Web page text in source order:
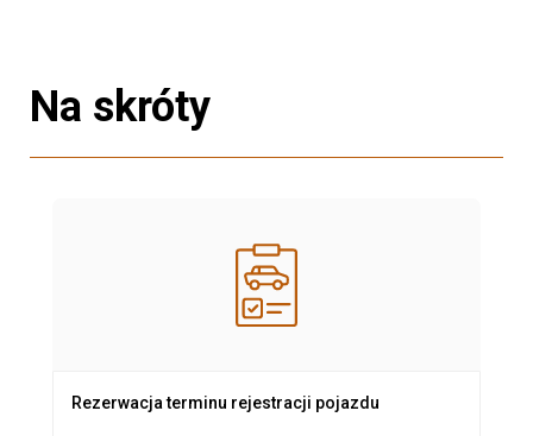
Na skróty
Rezerwacja terminu rejestracji pojazdu